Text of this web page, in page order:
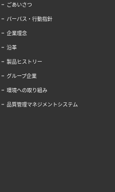
ごあいさつ
パーパス・行動指針
企業理念
沿革
製品ヒストリー
グループ企業
環境への取り組み
品質管理マネジメントシステム